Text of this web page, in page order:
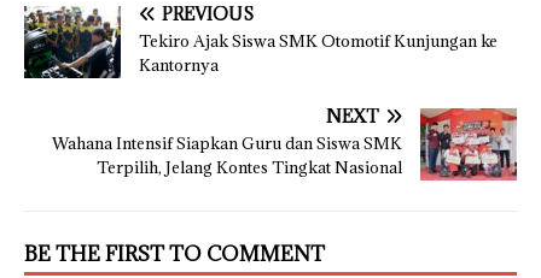
PREVIOUS
Tekiro Ajak Siswa SMK Otomotif Kunjungan ke
Kantornya
NEXT
Wahana Intensif Siapkan Guru dan Siswa SMK
Terpilih, Jelang Kontes Tingkat Nasional
BE THE FIRST TO COMMENT